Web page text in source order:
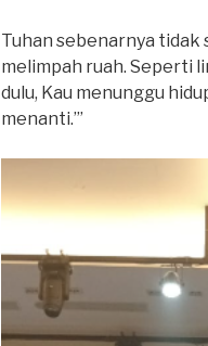
Tuhan sebenarnya
melimpah ruah. Seperti
dulu, Kau menunggu
menanti.’”